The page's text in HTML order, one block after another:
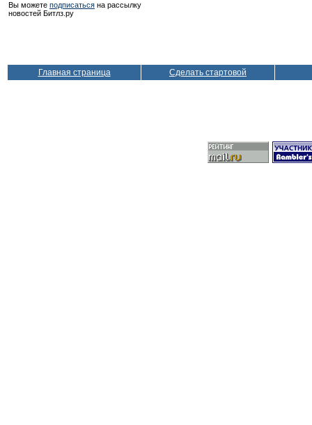
Вы можете подписаться на рассылку
новостей Битлз.ру
Главная страница Сделать стартовой